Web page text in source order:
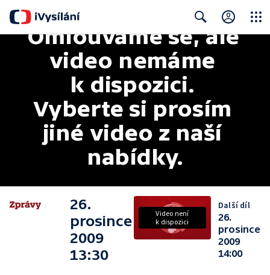
Search
Omlouváme se, ale
video nemáme
k dispozici.
Vyberte si prosím
jiné video z naší
nabídky.
26.
prosince
2009
13:30
Video není
k dispozici
Další díl
26.
prosince
2009
14:00